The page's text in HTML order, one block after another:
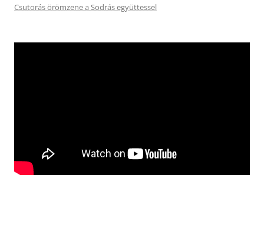
Csutorás örömzene a Sodrás együttessel